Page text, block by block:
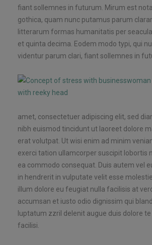
fiant sollemnes in futurum. Mirum est
gothica, quam nunc putamus parum
litterarum formas humanitatis per
et quinta decima. Eodem modo typi, qui
videntur parum clari, fiant sollemnes in
amet, consectetuer adipiscing elit, sed
nibh euismod tincidunt ut laoreet dolore
erat volutpat. Ut wisi enim ad minim
exerci tation ullamcorper suscipit lobortis
ea commodo consequat. Duis autem vel
in hendrerit in vulputate velit esse
illum dolore eu feugiat nulla facilisis at
accumsan et iusto odio dignissim qui
luptatum zzril delenit augue duis dolore
facilisi.